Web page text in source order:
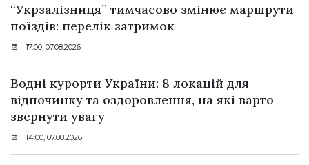
“Укрзалізниця” тимчасово змінює маршрути
поїздів: перелік затримок
17:00, 07.08.2026
Водні курорти України: 8 локацій для
відпочинку та оздоровлення, на які варто
звернути увагу
14:00, 07.08.2026